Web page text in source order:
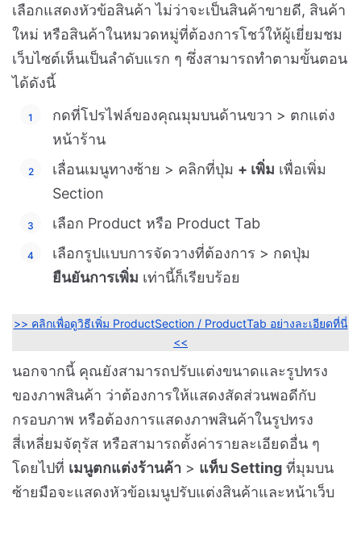
เลือกแสดงหัวข้อสินค้า ไม่ว่าจะเป็นสินค้าขายดี, สินค้า
ใหม่ หรือสินค้าในหมวดหมู่ที่ต้องการโชว์ให้ผู้เยี่ยมชม
เว็บไซต์เห็นเป็นลำดับแรก ๆ ซึ่งสามารถทำตามขั้นตอน
ได้ดังนี้
กดที่โปรไฟล์ของคุณมุมบนด้านขวา > ตกแต่ง
หน้าร้าน
เลื่อนเมนูทางซ้าย > คลิกที่ปุ่ม + เพิ่ม เพื่อเพิ่ม
Section
เลือก Product หรือ Product Tab
เลือกรูปแบบการจัดวางที่ต้องการ > กดปุ่ม
ยืนยันการเพิ่ม เท่านี้ก็เรียบร้อย
>> คลิกเพื่อดูวิธีเพิ่ม ProductSection / ProductTab อย่างละเอียดที่นี่
<<
นอกจากนี้ คุณยังสามารถปรับแต่งขนาดและรูปทรง
ของภาพสินค้า ว่าต้องการให้แสดงสัดส่วนพอดีกับ
กรอบภาพ หรือต้องการแสดงภาพสินค้าในรูปทรง
สี่เหลี่ยมจัตุรัส หรือสามารถตั้งค่ารายละเอียดอื่น ๆ
โดยไปที่ เมนูตกแต่งร้านค้า > แท็บ Setting ที่มุมบน
ซ้ายมือจะแสดงหัวข้อเมนูปรับแต่งสินค้าและหน้าเว็บ